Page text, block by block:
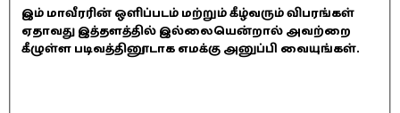
இம் மாவீரரின் ஒளிப்படம் மற்றும் கீழ்வரும் விபரங்கள்
ஏதாவது இத்தளத்தில் இல்லையென்றால் அவற்றை
கீழுள்ள படிவத்தினூடாக எமக்கு அனுப்பி வையுங்கள்.